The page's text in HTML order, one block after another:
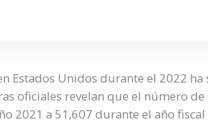
Estados Unidos durante el 2022
oficiales revelan que el número
2021 a 51,607 durante el año fiscal